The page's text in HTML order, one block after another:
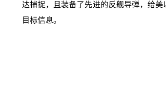
达捕捉，且装备了先进的反舰导弹，给
目标信息。